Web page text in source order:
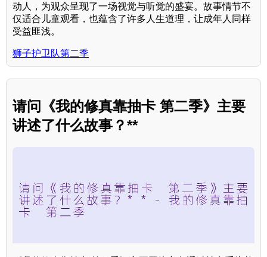
动人，为观众呈现了一场视觉与听觉的盛宴。故事情节不
仅适合儿童观看，也蕴含了许多人生道理，让成年人同样
受益匪浅。
狮子护卫队第二季
请问《我的修真靠抽卡 第二季》主要
讲述了什么故事？**